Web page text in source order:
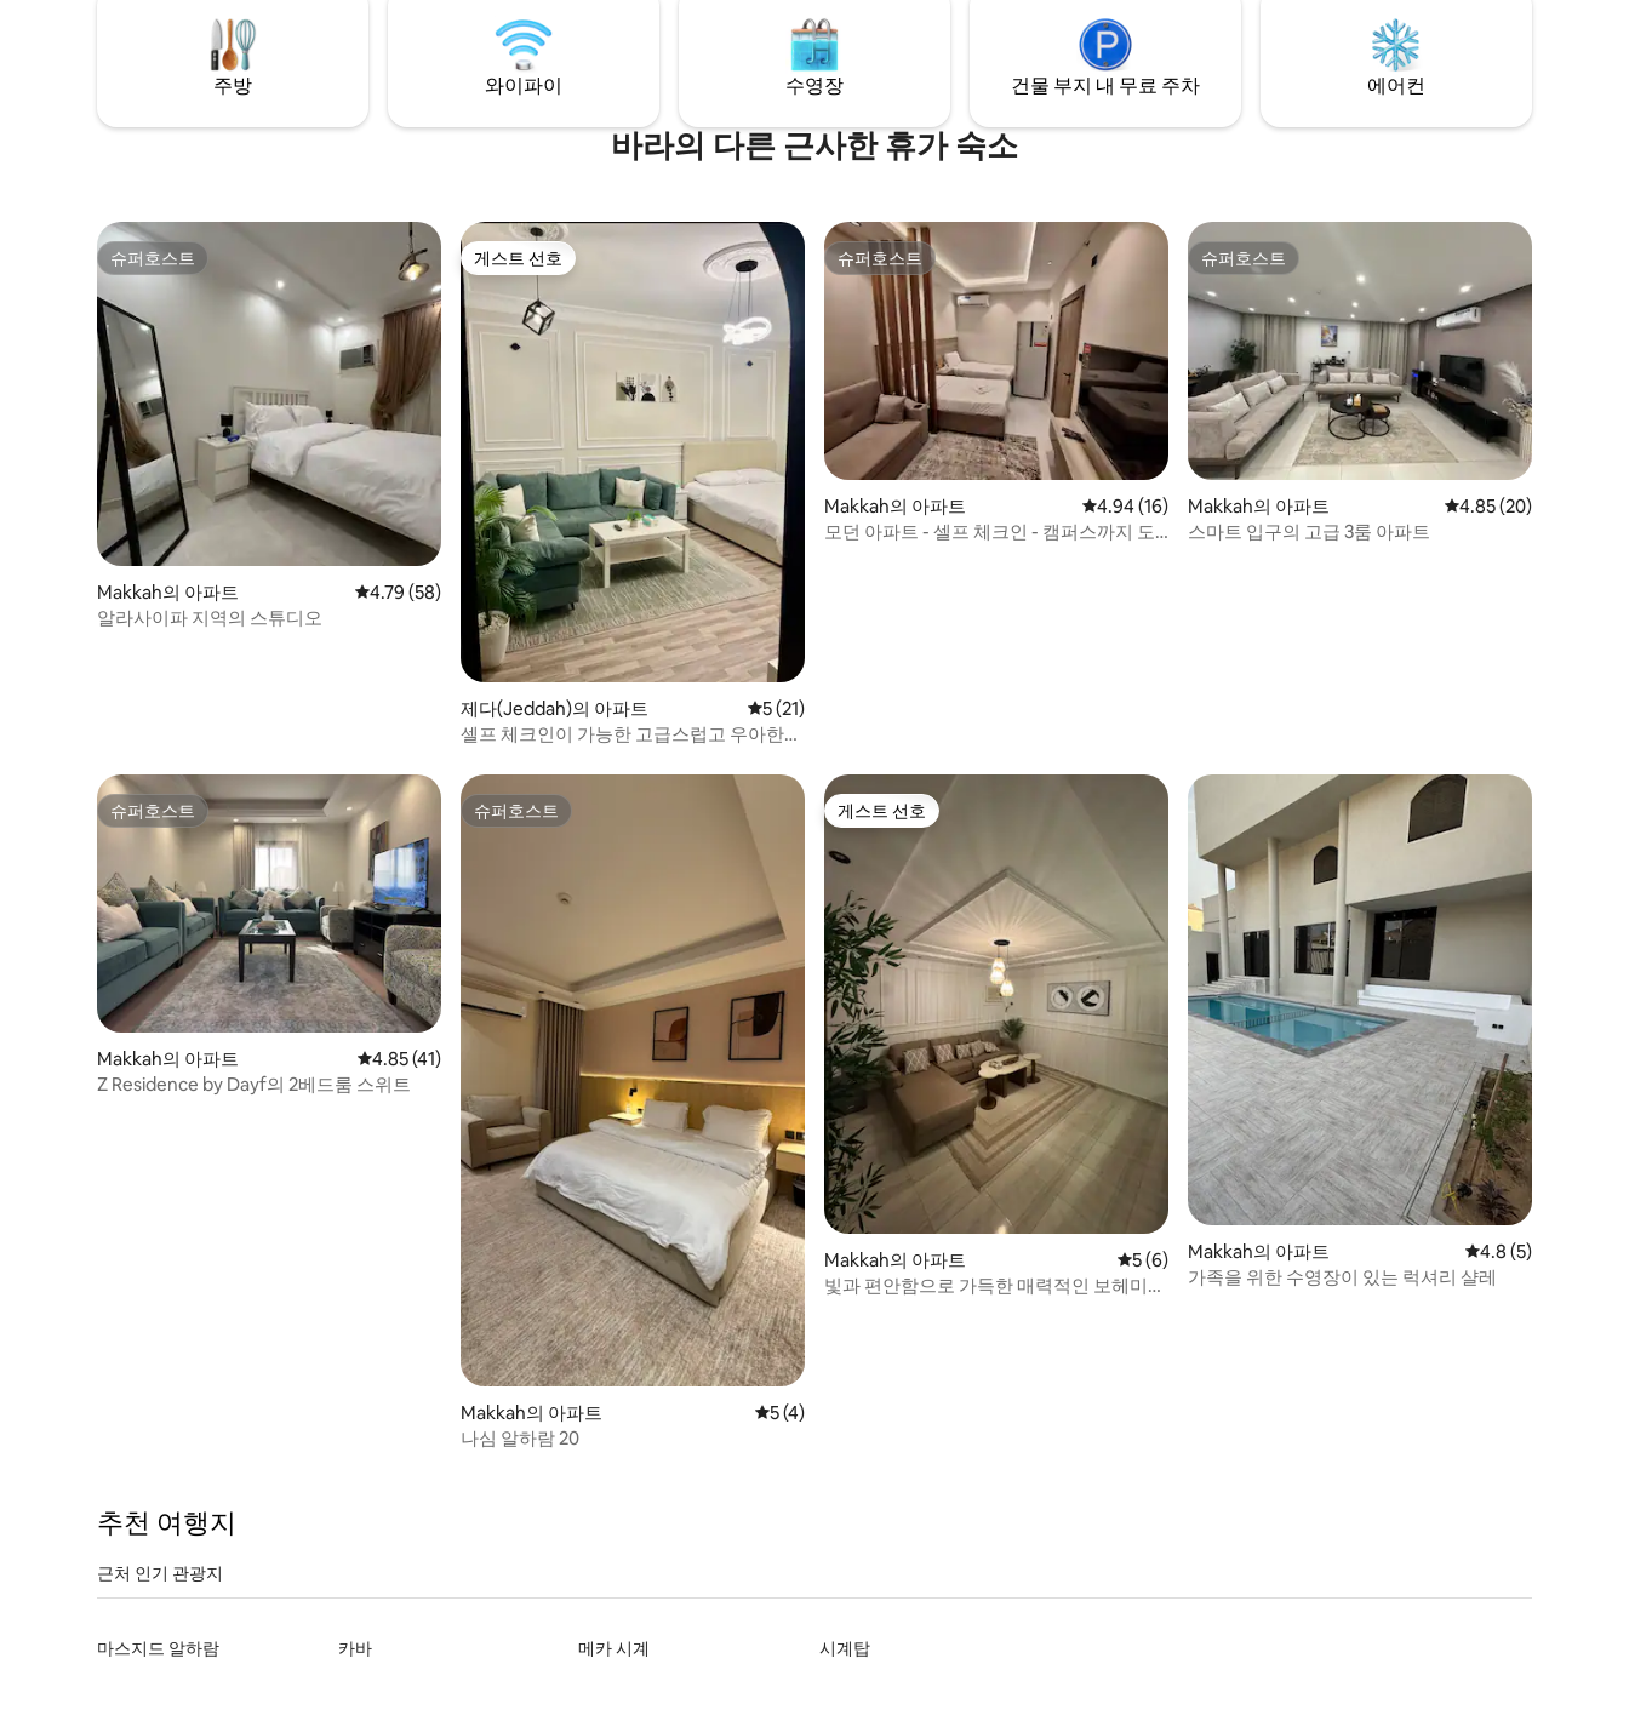
할 수 있습니다. 고급 숙소를 찾는 가족 및 개
인에게 적합한 차분하고 편안한 분위기도
제공합니다. 이 아파트에는 편안한 숙박을
위해 필요한 모든 것이 완비되어 있으며, 고
급스러움과 청결함이 어우러져 있습니다.
거운 시간을 보내세요.
세요. 독특하고 세련되며 편안한 경험을 원
하는 커플이나 혼자 여행하는 분에게 적합
합니다.
호텔 서비스로 구성되어 있습니다.
주방 와이파이 수영장 건물 부지 내 무료 주차 에어컨
바라의 다른 근사한 휴가 숙소
슈퍼호스트
슈퍼호스트
Makkah의 아파트 평점 4.79점(5점 만점), 후기 58개
4.79 (58)
알라사이파 지역의 스튜디오
게스트 선호
게스트 선호
제다(Jeddah)의 아파트 평점 5점(5점 만점), 후기 21개
5 (21)
셀프 체크인이 가능한 고급스럽고 우아한
슈퍼호스트
슈퍼호스트
Makkah의 아파트 평점 4.94점(5점 만점), 후기 16개
4.94 (16)
모던 아파트 - 셀프 체크인 - 캠퍼스까지 도
슈퍼호스트
슈퍼호스트
Makkah의 아파트 평점 4.85점(5점 만점),
4.85 (20)
스마트 입구의 고급 3룸 아파트
슈퍼호스트
슈퍼호스트
Makkah의 아파트 평점 4.85점(5점 만점), 후기 41개
4.85 (41)
Z Residence by Dayf의 2베드룸 스위트
슈퍼호스트
슈퍼호스트
Makkah의 아파트 평점 5점(5점 만점), 후기 4개
5 (4)
나심 알하람 20
게스트 선호
게스트 선호
Makkah의 아파트 평점 5점(5점 만점), 후기 6개
5 (6)
빛과 편안함으로 가득한 매력적인 보헤미안
Makkah의 아파트 평점 4.8점(5점 만점
4.8 (5)
가족을 위한 수영장이 있는 럭셔리 샬레
추천 여행지
근처 인기 관광지
마스지드 알하람 카바 메카 시계 시계탑